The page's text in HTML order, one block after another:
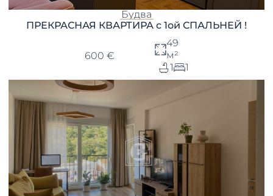
Будва
ПРЕКРАСНАЯ КВАРТИРА с 1ой СПАЛЬНЕЙ !
600 €
49
м²
1
1